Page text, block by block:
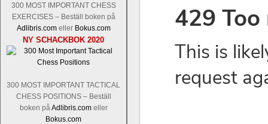
300 MOST IMPORTANT CHESS
EXERCISES – Beställ boken på
Adlibris.comeller Bokus.com
NY SCHACKBOK 2020
300 MOST IMPORTANT TACTICAL
CHESS POSITIONS – Beställ
boken påAdlibris.comeller
Bokus.com
Nakamura-Fabiano Caruana
revanschera sig efter att inte ha
norsk massmedia som inte riktigt
nämligen den sistnämnda
den spelformen ett steg i rätt